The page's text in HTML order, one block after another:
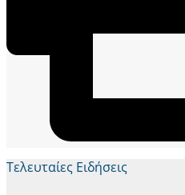
Τελευταίες Ειδήσεις